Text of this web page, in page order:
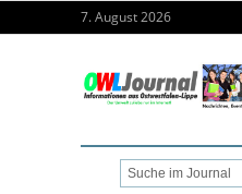
7. August 2026